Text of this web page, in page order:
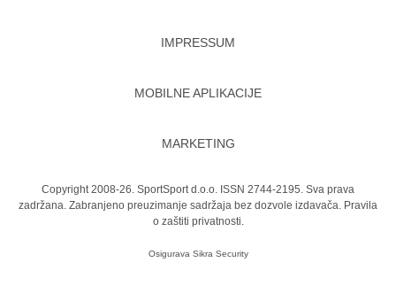
IMPRESSUM
MOBILNE APLIKACIJE
MARKETING
Copyright 2008-26. SportSport d.o.o. ISSN 2744-2195. Sva prava
zadržana. Zabranjeno preuzimanje sadržaja bez dozvole izdavača. Pravila
o zaštiti privatnosti.
Osigurava Sikra Security